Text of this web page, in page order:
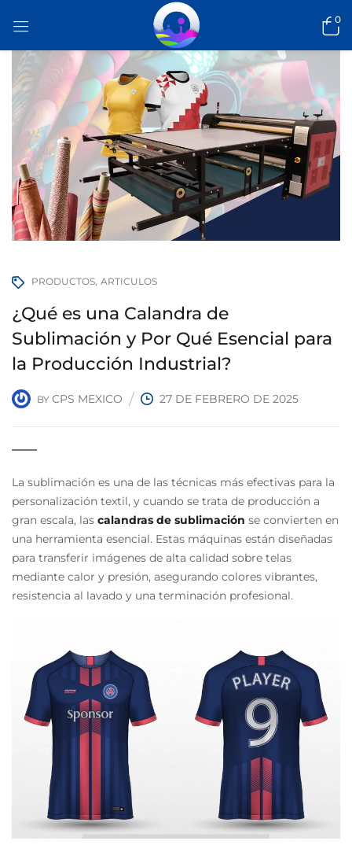
0
PRODUCTOS ARTICULOS
¿Qué es una Calandra de
Sublimación y Por Qué Esencial para
la Producción Industrial?
BY CPS MEXICO 27 DE FEBRERO DE 2025
La sublimación es una de las técnicas más efectivas para la
personalización textil, y cuando se trata de producción a
gran escala, las calandras de sublimación se convierten en
una herramienta esencial. Estas máquinas están diseñadas
para transferir imágenes de alta calidad sobre telas
mediante calor y presión, asegurando colores vibrantes,
resistencia al lavado y una terminación profesional.